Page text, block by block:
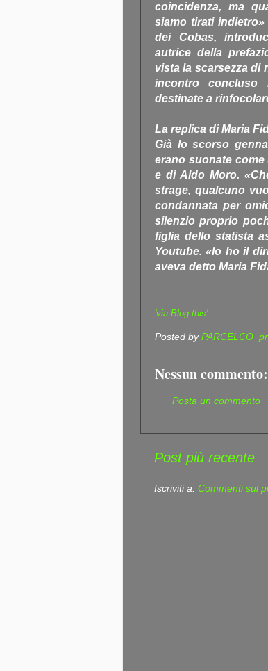
coincidenza, ma
siamo tirati indietro»
dei Cobas,
autrice della
vista la scarsezza di
incontro concluso
destinate a
La replica di Maria
Già lo scorso
erano suonate
e di Aldo Moro.
strage, qualcuno
condannata per
silenzio proprio
figlia dello statista
Youtube. «Io ho il
aveva detto Maria
'via Blog this'
Posted by
Nessun commento:
Posta un commento
Post più recente
Iscriviti a: Commenti sul